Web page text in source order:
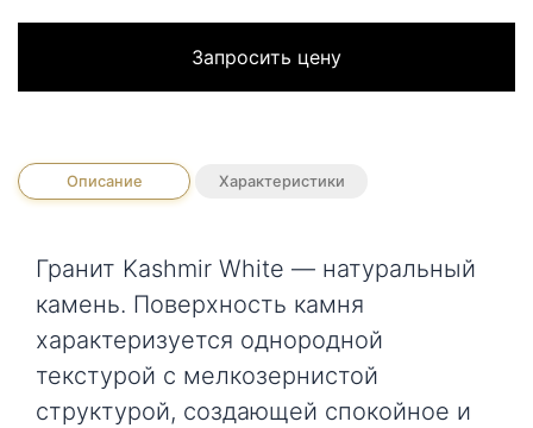
Запросить цену
Описание Характеристики
Гранит Kashmir White — натуральный
камень. Поверхность камня
характеризуется однородной
текстурой с мелкозернистой
структурой, создающей спокойное и